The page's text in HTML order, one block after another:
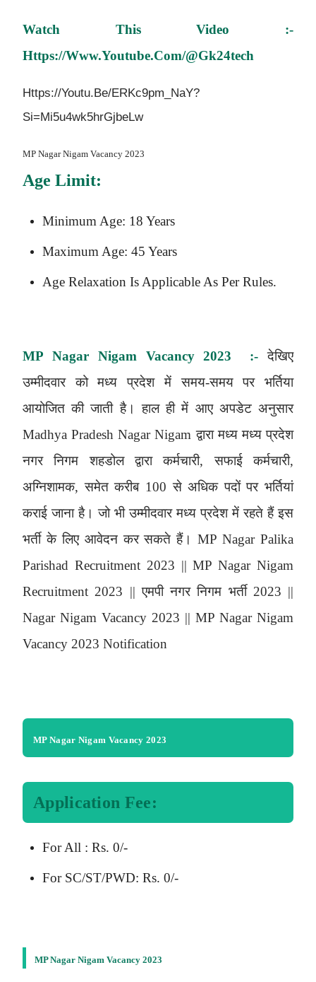
Watch This Video :-
Https://www.youtube.com/@gk24tech
Https://youtu.be/eRKc9pm_NaY?
Si=Mi5u4wk5hrGjbeLw
MP Nagar Nigam Vacancy 2023
Age Limit:
Minimum Age: 18 Years
Maximum Age: 45 Years
Age Relaxation Is Applicable As Per Rules.
MP Nagar Nigam Vacancy 2023 :- देखिए
उम्मीदवार को मध्य प्रदेश में समय-समय पर भर्तिया
आयोजित की जाती है। हाल ही में आए अपडेट अनुसार
Madhya Pradesh Nagar Nigam द्वारा मध्य मध्य प्रदेश
नगर निगम शहडोल द्वारा कर्मचारी, सफाई कर्मचारी,
अग्निशामक, समेत करीब 100 से अधिक पदों पर भर्तियां
कराई जाना है। जो भी उम्मीदवार मध्य प्रदेश में रहते हैं इस
भर्ती के लिए आवेदन कर सकते हैं। MP Nagar Palika
Parishad Recruitment 2023 || MP Nagar Nigam
Recruitment 2023 || एमपी नगर निगम भर्ती 2023 ||
Nagar Nigam Vacancy 2023 || MP Nagar Nigam
Vacancy 2023 Notification
MP Nagar Nigam Vacancy 2023
Application Fee:
For All : Rs. 0/-
For SC/ST/PWD: Rs. 0/-
MP Nagar Nigam Vacancy 2023